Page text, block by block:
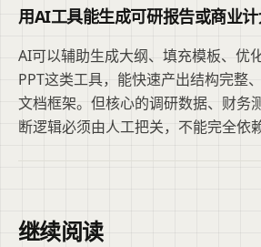
用AI工具能生成可研报告或商业计
AI可以辅助生成大纲、填充模板、优
PPT这类工具，能快速产出结构完整
文档框架。但核心的调研数据、财务
断逻辑必须由人工把关，不能完全依
继续阅读